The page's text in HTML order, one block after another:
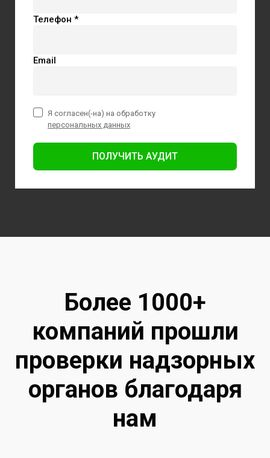
Телефон *
Email
ПОЛУЧИТЬ АУДИТ
Я согласен(-на) на обработку
персональных данных
Более 1000+
компаний прошли
проверки надзорных
органов благодаря
нам